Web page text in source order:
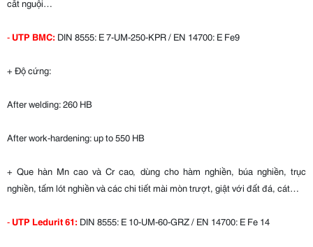
cắt nguội…
- UTP BMC: DIN 8555: E 7-UM-250-KPR / EN 14700: E Fe9
+ Độ cứng:
After welding: 260 HB
After work-hardening: up to 550 HB
+ Que hàn Mn cao và Cr cao, dùng cho hàm nghiền, búa nghiền, trục
nghiền, tấm lót nghiền và các chi tiết mài mòn trượt, giật với đất đá, cát…
- UTP Ledurit 61: DIN 8555: E 10-UM-60-GRZ / EN 14700: E Fe 14